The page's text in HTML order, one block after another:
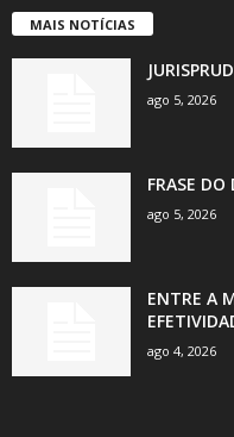
MAIS NOTÍCIAS
ago 5, 2026
FRASE DO
ago 5, 2026
ENTRE A
ago 4, 2026